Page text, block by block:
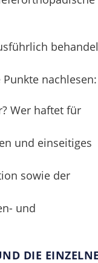
nachlesen:
Wer haftet für
und einseitiges
sowie der
und
DIE